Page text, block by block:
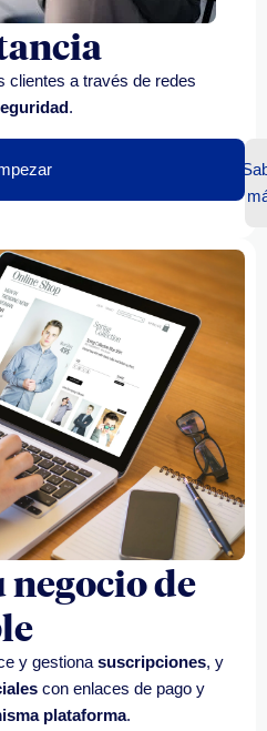
clientes a través de redes
.
de
y gestionasuscripciones, y
con enlaces de pago y
plataforma.